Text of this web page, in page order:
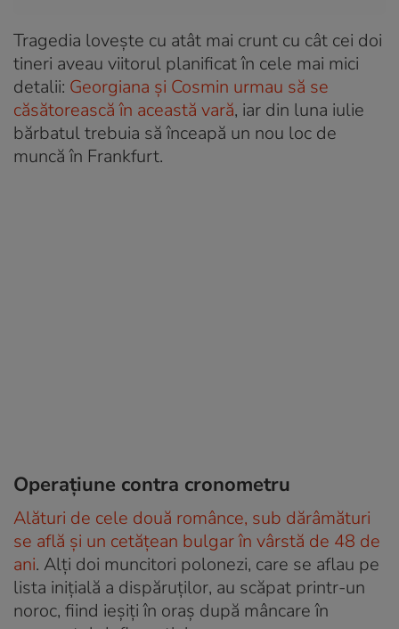
Tragedia lovește cu atât mai crunt cu cât cei doi
tineri aveau viitorul planificat în cele mai mici
detalii: Georgiana și Cosmin urmau să se
căsătorească în această vară, iar din luna iulie
bărbatul trebuia să înceapă un nou loc de
muncă în Frankfurt.
Operațiune contra cronometru
Alături de cele două românce, sub dărâmături
se află și un cetățean bulgar în vârstă de 48 de
ani. Alți doi muncitori polonezi, care se aflau pe
lista inițială a dispăruților, au scăpat printr-un
noroc, fiind ieșiți în oraș după mâncare în